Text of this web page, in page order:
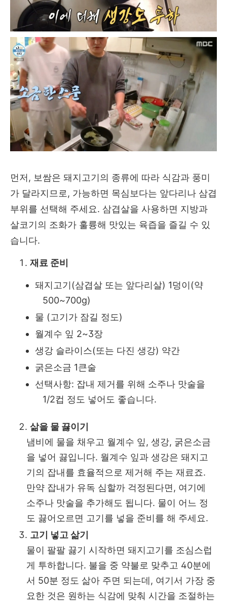
먼저, 보쌈은 돼지고기의 종류에 따라 식감과 풍미
가 달라지므로, 가능하면 목심보다는 앞다리나 삼겹
부위를 선택해 주세요. 삼겹살을 사용하면 지방과
살코기의 조화가 훌륭해 맛있는 육즙을 즐길 수 있
습니다.
재료 준비
돼지고기(삼겹살 또는 앞다리살) 1덩이(약
500~700g)
물 (고기가 잠길 정도)
월계수 잎 2~3장
생강 슬라이스(또는 다진 생강) 약간
굵은소금 1큰술
선택사항: 잡내 제거를 위해 소주나 맛술을
1/2컵 정도 넣어도 좋습니다.
삶을 물 끓이기
냄비에 물을 채우고 월계수 잎, 생강, 굵은소금
을 넣어 끓입니다. 월계수 잎과 생강은 돼지고
기의 잡내를 효율적으로 제거해 주는 재료죠.
만약 잡내가 유독 심할까 걱정된다면, 여기에
소주나 맛술을 추가해도 됩니다. 물이 어느 정
도 끓어오르면 고기를 넣을 준비를 해 주세요.
고기 넣고 삶기
물이 팔팔 끓기 시작하면 돼지고기를 조심스럽
게 투하합니다. 불을 중 약불로 맞추고 40분에
서 50분 정도 삶아 주면 되는데, 여기서 가장 중
요한 것은 원하는 식감에 맞춰 시간을 조절하는